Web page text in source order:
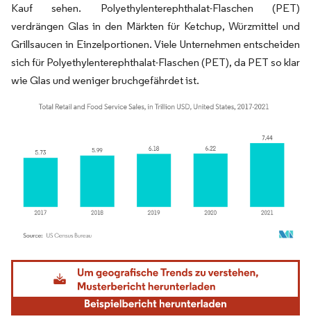
Kauf sehen. Polyethylenterephthalat-Flaschen (PET)
verdrängen Glas in den Märkten für Ketchup, Würzmittel und
Grillsaucen in Einzelportionen. Viele Unternehmen entscheiden
sich für Polyethylenterephthalat-Flaschen (PET), da PET so klar
wie Glas und weniger bruchgefährdet ist.
Bild © Mordor Intelligence. Wiederverwendung erfordert Namensnennung gemäß